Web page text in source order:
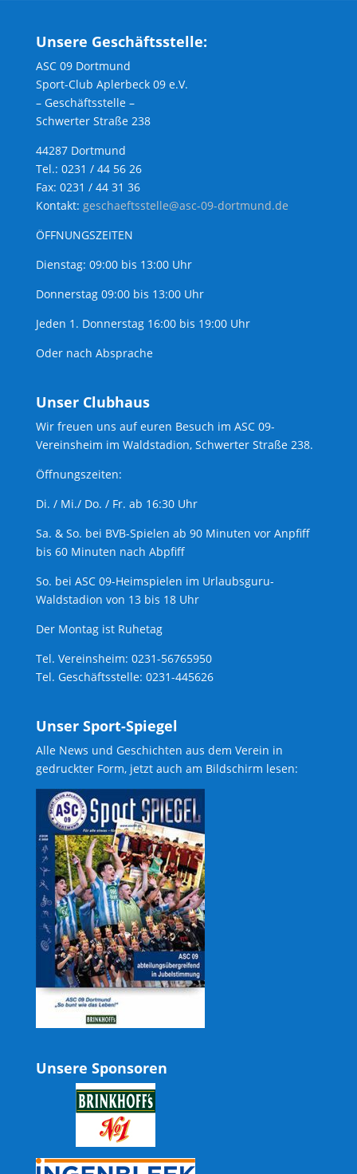
Unsere Geschäftsstelle:
ASC 09 Dortmund
Sport-Club Aplerbeck 09 e.V.
– Geschäftsstelle –
Schwerter Straße 238
44287 Dortmund
Tel.: 0231 / 44 56 26
Fax: 0231 / 44 31 36
Kontakt: geschaeftsstelle@asc-09-dortmund.de
ÖFFNUNGSZEITEN
Dienstag: 09:00 bis 13:00 Uhr
Donnerstag 09:00 bis 13:00 Uhr
Jeden 1. Donnerstag 16:00 bis 19:00 Uhr
Oder nach Absprache
Unser Clubhaus
Wir freuen uns auf euren Besuch im ASC 09-
Vereinsheim im Waldstadion, Schwerter Straße 238.
Öffnungszeiten:
Di. / Mi./ Do. / Fr. ab 16:30 Uhr
Sa. & So. bei BVB-Spielen ab 90 Minuten vor Anpfiff
bis 60 Minuten nach Abpfiff
So. bei ASC 09-Heimspielen im Urlaubsguru-
Waldstadion von 13 bis 18 Uhr
Der Montag ist Ruhetag
Tel. Vereinsheim: 0231-56765950
Tel. Geschäftsstelle: 0231-445626
Unser Sport-Spiegel
Alle News und Geschichten aus dem Verein in
gedruckter Form, jetzt auch am Bildschirm lesen:
Unsere Sponsoren